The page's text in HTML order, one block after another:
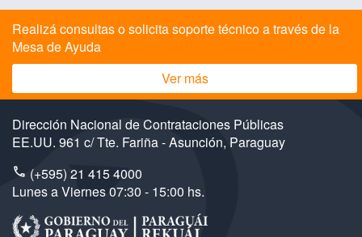
Realizá consultas o solicita soporte técnico a través de la
Mesa de Ayuda
Ver más
Dirección Nacional de Contrataciones Públicas
EE.UU. 961 c/ Tte. Fariña - Asunción, Paraguay
(+595) 21 415 4000
Lunes a Viernes 07:30 - 15:00 hs.